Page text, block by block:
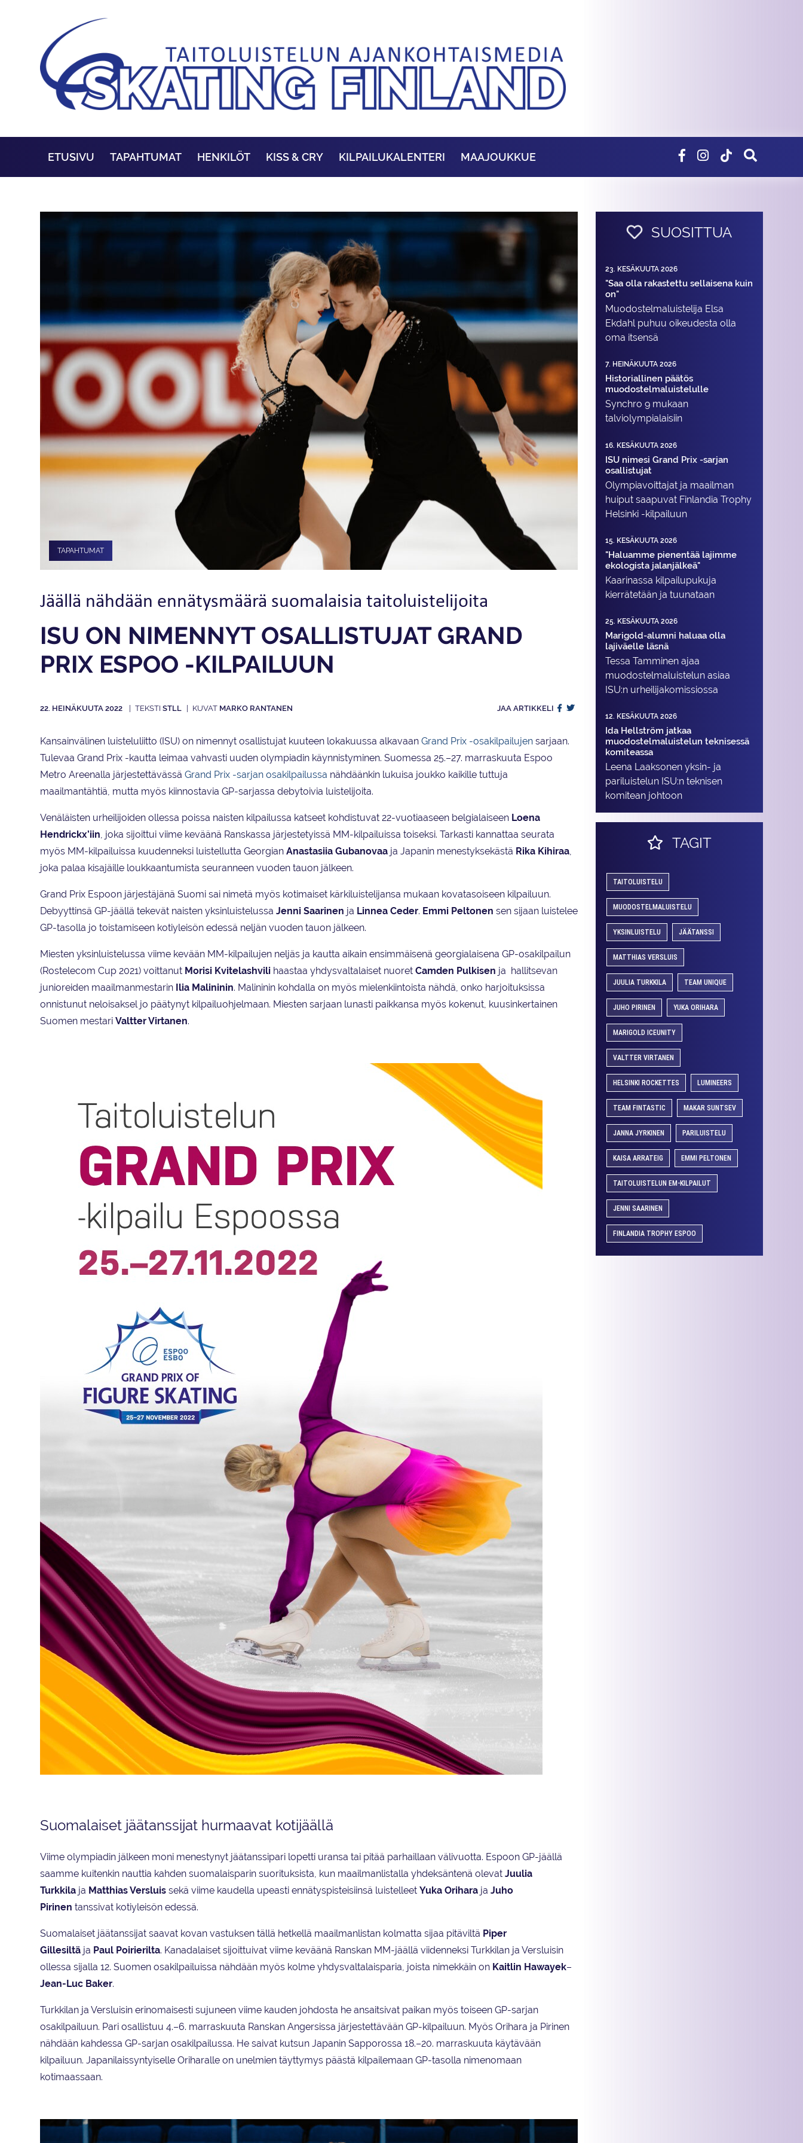
ETUSIVU TAPAHTUMAT HENKILÖT KISS & CRY KILPAILUKALENTERI MAAJOUKKUE
TAPAHTUMAT
Jäällä nähdään ennätysmäärä suomalaisia taitoluistelijoita
ISU ON NIMENNYT OSALLISTUJAT GRAND
PRIX ESPOO -KILPAILUUN
22. HEINÄKUUTA 2022 STLL MARKO RANTANEN JAA ARTIKKELI
Kansainvälinen luisteluliitto (ISU) on nimennyt osallistujat kuuteen lokakuussa alkavaan Grand Prix -osakilpailujen sarjaan.
Tulevaa Grand Prix -kautta leimaa vahvasti uuden olympiadin käynnistyminen. Suomessa 25.–27. marraskuuta Espoo
Metro Areenalla järjestettävässä Grand Prix -sarjan osakilpailussa nähdäänkin lukuisa joukko kaikille tuttuja
maailmantähtiä, mutta myös kiinnostavia GP-sarjassa debytoivia luistelijoita.
Venäläisten urheilijoiden ollessa poissa naisten kilpailussa katseet kohdistuvat 22-vuotiaaseen belgialaiseen Loena
Hendrickx’iin, joka sijoittui viime keväänä Ranskassa järjestetyissä MM-kilpailuissa toiseksi. Tarkasti kannattaa seurata
myös MM-kilpailuissa kuudenneksi luistellutta Georgian Anastasiia Gubanovaa ja Japanin menestyksekästä Rika Kihiraa,
joka palaa kisajäille loukkaantumista seuranneen vuoden tauon jälkeen.
Grand Prix Espoon järjestäjänä Suomi sai nimetä myös kotimaiset kärkiluistelijansa mukaan kovatasoiseen kilpailuun.
Debyyttinsä GP-jäällä tekevät naisten yksinluistelussa Jenni Saarinen ja Linnea Ceder. Emmi Peltonen sen sijaan luistelee
GP-tasolla jo toistamiseen kotiyleisön edessä neljän vuoden tauon jälkeen.
Miesten yksinluistelussa viime kevään MM-kilpailujen neljäs ja kautta aikain ensimmäisenä georgialaisena GP-osakilpailun
(Rostelecom Cup 2021) voittanut Morisi Kvitelashvili haastaa yhdysvaltalaiset nuoret Camden Pulkisen ja hallitsevan
junioreiden maailmanmestarin Ilia Malininin. Malininin kohdalla on myös mielenkiintoista nähdä, onko harjoituksissa
onnistunut neloisaksel jo päätynyt kilpailuohjelmaan. Miesten sarjaan lunasti paikkansa myös kokenut, kuusinkertainen
Suomen mestari Valtter Virtanen.
Suomalaiset jäätanssijat hurmaavat kotijäällä
Viime olympiadin jälkeen moni menestynyt jäätanssipari lopetti uransa tai pitää parhaillaan välivuotta. Espoon GP-jäällä
saamme kuitenkin nauttia kahden suomalaisparin suorituksista, kun maailmanlistalla yhdeksäntenä olevat Juulia
Turkkila ja Matthias Versluis sekä viime kaudella upeasti ennätyspisteisiinsä luistelleet Yuka Orihara ja Juho
Pirinen tanssivat kotiyleisön edessä.
Suomalaiset jäätanssijat saavat kovan vastuksen tällä hetkellä maailmanlistan kolmatta sijaa pitäviltä Piper
Gillesiltä ja Paul Poirierilta. Kanadalaiset sijoittuivat viime keväänä Ranskan MM-jäällä viidenneksi Turkkilan ja Versluisin
ollessa sijalla 12. Suomen osakilpailuissa nähdään myös kolme yhdysvaltalaisparia, joista nimekkäin on Kaitlin Hawayek–
Jean-Luc Baker.
Turkkilan ja Versluisin erinomaisesti sujuneen viime kauden johdosta he ansaitsivat paikan myös toiseen GP-sarjan
osakilpailuun. Pari osallistuu 4.–6. marraskuuta Ranskan Angersissa järjestettävään GP-kilpailuun. Myös Orihara ja Pirinen
nähdään kahdessa GP-sarjan osakilpailussa. He saivat kutsun Japanin Sapporossa 18.–20. marraskuuta käytävään
kilpailuun. Japanilaissyntyiselle Oriharalle on unelmien täyttymys päästä kilpailemaan GP-tasolla nimenomaan
kotimaassaan.
SUOSITTUA
23. KESÄKUUTA 2026
"Saa olla rakastettu sellaisena kuin
on"
Muodostelma­luistelija Elsa
Ekdahl puhuu oikeudesta olla
oma itsensä
7. HEINÄKUUTA 2026
Historiallinen päätös
muodostelmaluistelulle
Synchro 9 mukaan
talviolympialaisiin
16. KESÄKUUTA 2026
ISU nimesi Grand Prix -sarjan
osallistujat
Olympiavoittajat ja maailman
huiput saapuvat Finlandia Trophy
Helsinki -kilpailuun
15. KESÄKUUTA 2026
"Haluamme pienentää lajimme
ekologista jalanjälkeä"
Kaarinassa kilpailupukuja
kierrätetään ja tuunataan
25. KESÄKUUTA 2026
Marigold-alumni haluaa olla
lajiväelle läsnä
Tessa Tamminen ajaa
muodostelma­luistelun asiaa
ISU:n urheilija­komissiossa
12. KESÄKUUTA 2026
Ida Hellström jatkaa
muodostelmaluistelun teknisessä
komiteassa
Leena Laaksonen yksin- ja
pariluistelun ISU:n teknisen
komitean johtoon
TAGIT
TAITOLUISTELU
MUODOSTELMALUISTELU
YKSINLUISTELU JÄÄTANSSI
MATTHIAS VERSLUIS
JUULIA TURKKILA TEAM UNIQUE
JUHO PIRINEN YUKA ORIHARA
MARIGOLD ICEUNITY
VALTTER VIRTANEN
HELSINKI ROCKETTES LUMINEERS
TEAM FINTASTIC MAKAR SUNTSEV
JANNA JYRKINEN PARILUISTELU
KAISA ARRATEIG EMMI PELTONEN
TAITOLUISTELUN EM-KILPAILUT
JENNI SAARINEN
FINLANDIA TROPHY ESPOO